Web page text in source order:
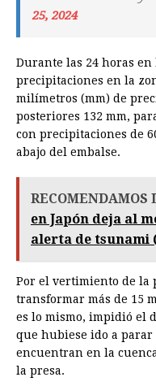
25, 2024
Durante las 24 horas
precipitaciones en la
milímetros (mm) de
posteriores 132 mm,
con precipitaciones de
abajo del embalse.
RECOMENDAMOS
en Japón deja al
alerta de tsunami
Por el vertimiento de la
transformar más de 15
es lo mismo, impidió el
que hubiese ido a parar
encuentran en la
la presa.